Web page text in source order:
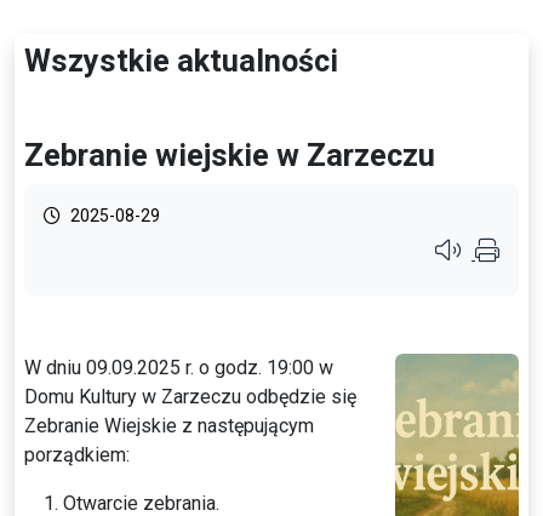
Wszystkie aktualności
Zebranie wiejskie w Zarzeczu
2025-08-29
Przycisk
W dniu 09.09.2025 r. o godz. 19:00 w
Domu Kultury w Zarzeczu odbędzie się
Zebranie Wiejskie z następującym
porządkiem:
Otwarcie zebrania.